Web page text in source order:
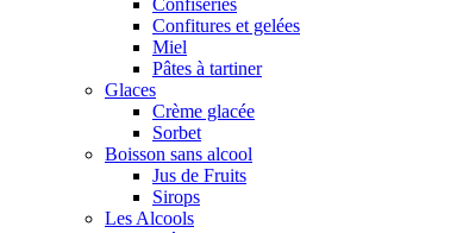
Confiseries
Confitures et gelées
Miel
Pâtes à tartiner
Glaces
Crème glacée
Sorbet
Boisson sans alcool
Jus de Fruits
Sirops
Les Alcools